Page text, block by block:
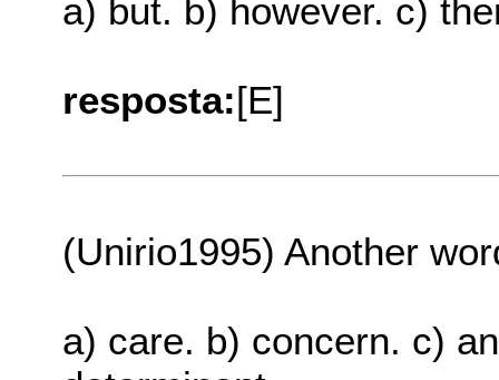
a) but. b) however. c)
resposta:[E]
(Unirio1995) Another
a) care. b) concern. c)